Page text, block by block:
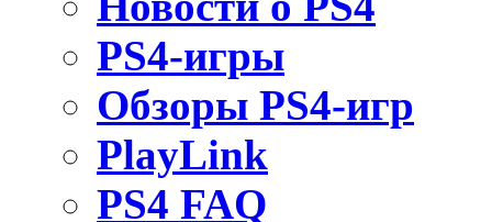
PS4-игры
Обзоры PS4-игр
PlayLink
PS4 FAQ